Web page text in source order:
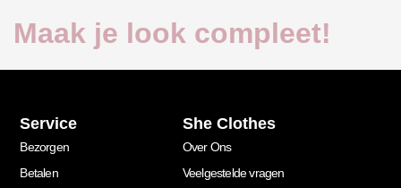
Maak je look compleet!
Service
Bezorgen
Betalen
She Clothes
Over Ons
Veelgestelde vragen